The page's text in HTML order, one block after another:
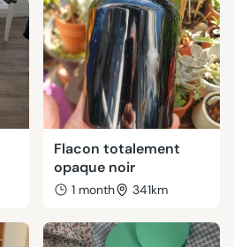
Flacon totalement
opaque noir
1 month 341km